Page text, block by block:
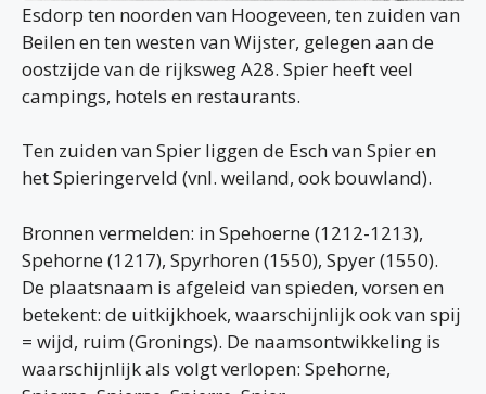
Esdorp ten noorden van Hoogeveen, ten zuiden van
Beilen en ten westen van Wijster, gelegen aan de
oostzijde van de rijksweg A28. Spier heeft veel
campings, hotels en restaurants.
Ten zuiden van Spier liggen de Esch van Spier en
het Spieringerveld (vnl. weiland, ook bouwland).
Bronnen vermelden: in Spehoerne (1212-1213),
Spehorne (1217), Spyrhoren (1550), Spyer (1550).
De plaatsnaam is afgeleid van spieden, vorsen en
betekent: de uitkijkhoek, waarschijnlijk ook van spij
= wijd, ruim (Gronings). De naamsontwikkeling is
waarschijnlijk als volgt verlopen: Spehorne,